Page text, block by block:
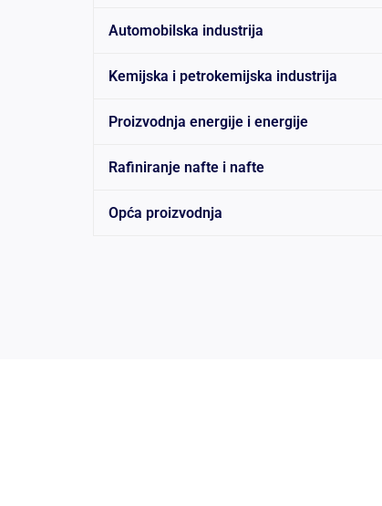
Automobilska industrija
Kemijska i petrokemijska industrija
Proizvodnja energije i energije
Rafiniranje nafte i nafte
Opća proizvodnja